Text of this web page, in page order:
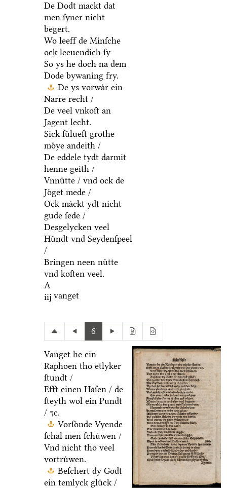
De Dodt mackt dat
men ſyner nicht
begert.
Wo leeff de Minſche
ock leeuendich ſy
So ys he doch na dem
Dode bywaning fry.
De ys vorwaͤr ein
Narre recht /
De veel vnkoſt an
Jagent lecht.
Sick ſuͤlueſt grothe
moͤye andeith /
De eddele tydt darmit
henne geith /
Vnnuͤtte / vnd ock de
Joͤget mede /
Ock maͤckt ydt nicht
gude ſede /
Desgelycken veel
Huͤndt vnd Seydenſpeel
/
Bringen neen nuͤtte
vnd koſten veel.
A
iij vanget
6
Vanget he ein
Raphoen tho etlyker
ſtundt /
Efft einen Haſen / de
ſteyth wol ein Pundt
/ ⁊c.
Vorſoͤnde Vyende
ſchal men ſchuͤwen /
Vnd nicht tho veel
vortruͤwen.
Beſchert dy Godt
ein temlyck gluͤck /